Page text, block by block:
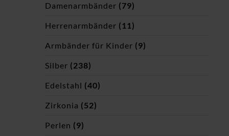
Damenarmbänder (79)
Herrenarmbänder (11)
Armbänder für Kinder (9)
Silber (238)
Edelstahl (40)
Zirkonia (52)
Perlen (9)